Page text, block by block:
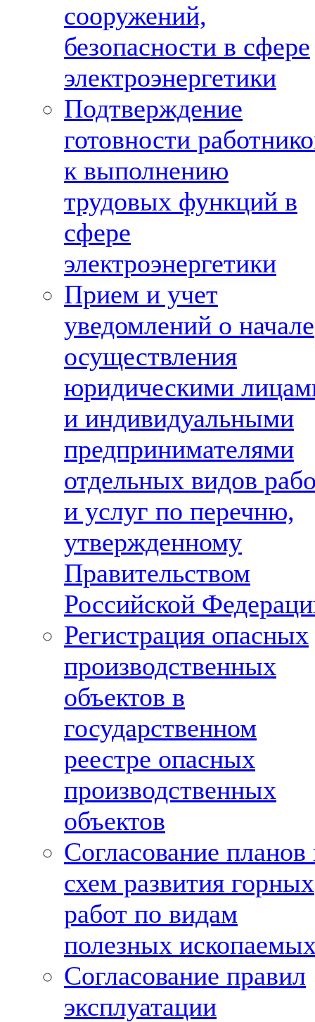
сооружений,
безопасности в сфере
электроэнергетики
Подтверждение
готовности
к выполнению
трудовых функций в
сфере
электроэнергетики
Прием и учет
уведомлений о начале
осуществления
юридическими
и индивидуальными
предпринимателями
отдельных видов
и услуг по перечню,
утвержденному
Правительством
Российской
Регистрация опасных
производственных
объектов в
государственном
реестре опасных
производственных
объектов
Согласование планов
схем развития горных
работ по видам
полезных
Согласование правил
эксплуатации